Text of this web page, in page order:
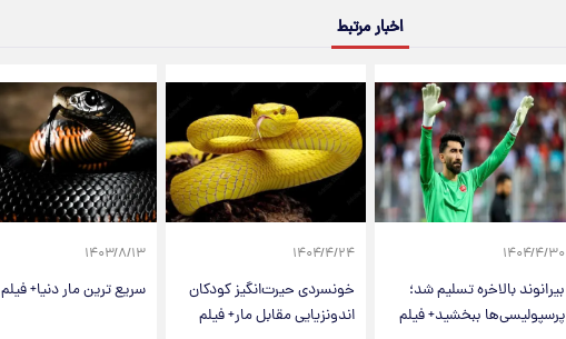
اخبار مرتبط
۱۴۰۴/۴/۳۰
بیرانوند بالاخره تسلیم شد؛
پرسپولیسی‌ها ببخشید+ فیلم
۱۴۰۴/۴/۲۴
خونسردی حیرت‌انگیز کودکان
اندونزیایی مقابل مار+ فیلم
۱۴۰۳/۸/۱۳
سریع ترین مار دنیا+ فیلم